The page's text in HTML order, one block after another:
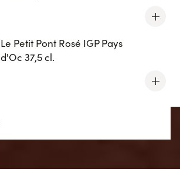
Le Petit Pont Rosé IGP Pays
d'Oc 37,5 cl.